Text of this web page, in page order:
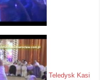
Teledysk Kasi